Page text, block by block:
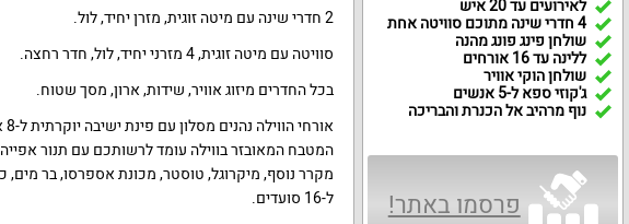
לאירועים עד 20 איש
4 חדרי שינה מתוכם סוויטה אחת
שולחן פינג פונג מהנה
ללינה עד 16 אורחים
שולחן הוקי אוויר
ג'קוזי ספא ל-5 אנשים
נוף מרהיב אל הכנרת והבריכה
פרסמו באתר!
2 חדרי שינה עם מיטה זוגית, מזרן יחיד, לול.
סוויטה עם מיטה זוגית, 4 מזרני יחיד, לול, חדר רחצה.
בכל החדרים מיזוג אוויר, שידות, ארון, מסך שטוח.
המטבח המאובזר בווילה עומד לרשותכם עם תנור
מקרר נוסף, מיקרוגל, טוסטר, מכונת אספרסו, בר מים,
ל-16 סועדים.